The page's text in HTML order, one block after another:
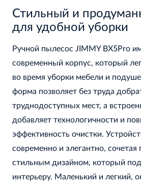
Стильный и
для удобной уборки
Ручной пылесос JIMMY BX5Pro
современный корпус, который
во время уборки мебели и
форма позволяет без труда
труднодоступных мест, а
добавляет технологичности и
эффективность очистки.
современно и элегантно, сочетая
стильным дизайном, который
интерьеру. Маленький и легкий,